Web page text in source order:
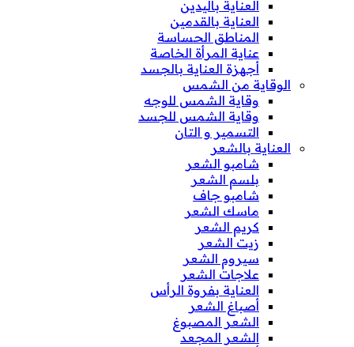
العناية باليدين
العناية بالقدمين
المناطق الحساسة
عناية المرأة الخاصة
أجهزة العناية بالجسد
الوقاية من الشمس
وقاية الشمس للوجه
وقاية الشمس للجسد
التسمير و التان
العناية بالشعر
شامبو الشعر
بلسم الشعر
شامبو جاف
ماسك الشعر
كريم الشعر
زيت الشعر
سيروم الشعر
علاجات الشعر
العناية بفروة الرأس
أصباغ الشعر
الشعر المصبوغ
الشعر المجعد